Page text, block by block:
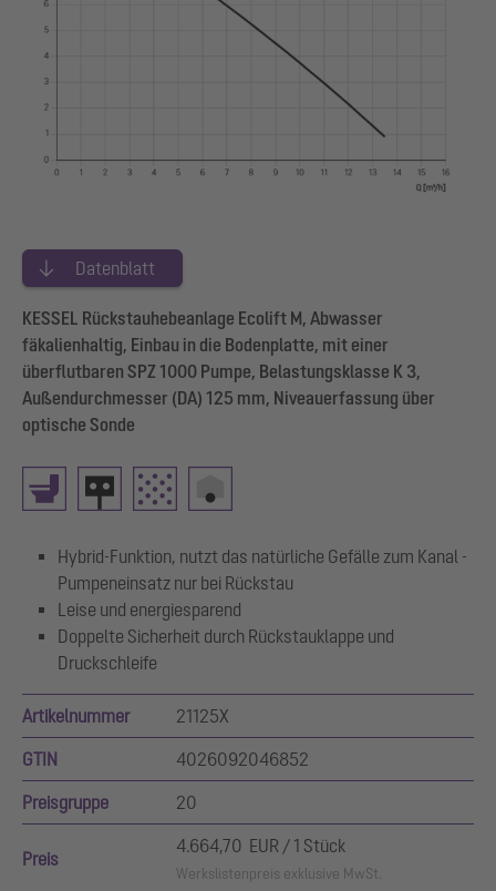
Datenblatt
KESSEL Rückstauhebeanlage Ecolift M, Abwasser
fäkalienhaltig, Einbau in die Bodenplatte, mit einer
überflutbaren SPZ 1000 Pumpe, Belastungsklasse K 3,
Außendurchmesser (DA) 125 mm, Niveauerfassung über
optische Sonde
Hybrid-Funktion, nutzt das natürliche Gefälle zum Kanal -
Pumpeneinsatz nur bei Rückstau
Leise und energiesparend
Doppelte Sicherheit durch Rückstauklappe und
Druckschleife
Artikelnummer 21125X
GTIN 4026092046852
Preisgruppe 20
Preis
4.664,70 EUR / 1 Stück
Werkslistenpreis exklusive MwSt.